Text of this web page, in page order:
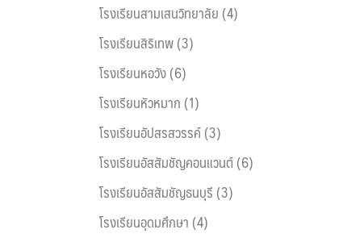
โรงเรียนสามเสนวิทยาลัย (4)
โรงเรียนสิริเทพ (3)
โรงเรียนหอวัง (6)
โรงเรียนหัวหมาก (1)
โรงเรียนอัปสรสวรรค์ (3)
โรงเรียนอัสสัมชัญคอนแวนต์ (6)
โรงเรียนอัสสัมชัญธนบุรี (3)
โรงเรียนอุดมศึกษา (4)